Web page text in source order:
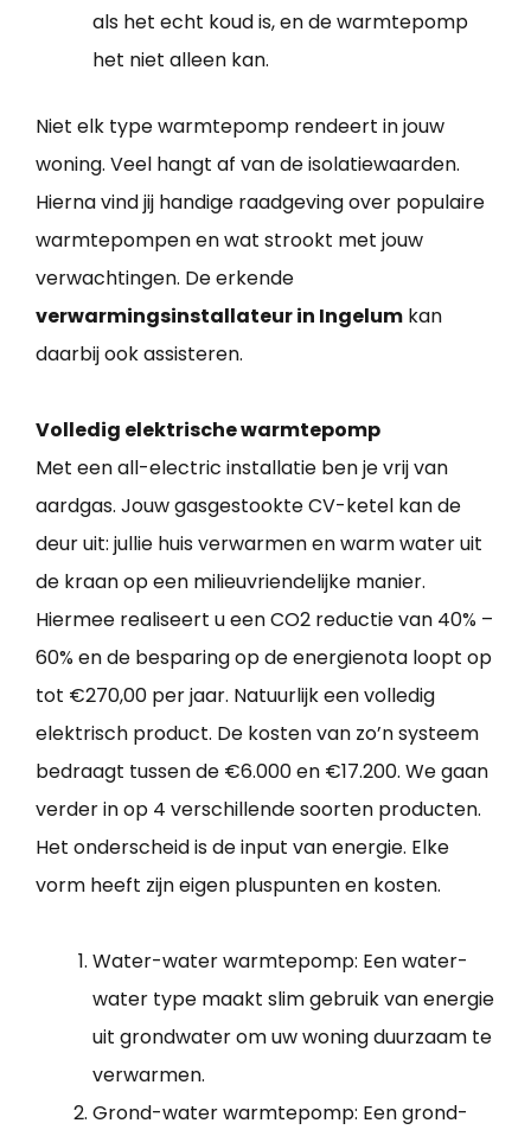
als het echt koud is, en de warmtepomp
het niet alleen kan.
Niet elk type warmtepomp rendeert in jouw
woning. Veel hangt af van de isolatiewaarden.
Hierna vind jij handige raadgeving over populaire
warmtepompen en wat strookt met jouw
verwachtingen. De erkende
verwarmingsinstallateur in Ingelum kan
daarbij ook assisteren.
Volledig elektrische warmtepomp
Met een all-electric installatie ben je vrij van
aardgas. Jouw gasgestookte CV-ketel kan de
deur uit: jullie huis verwarmen en warm water uit
de kraan op een milieuvriendelijke manier.
Hiermee realiseert u een CO2 reductie van 40% –
60% en de besparing op de energienota loopt op
tot €270,00 per jaar. Natuurlijk een volledig
elektrisch product. De kosten van zo’n systeem
bedraagt tussen de €6.000 en €17.200. We gaan
verder in op 4 verschillende soorten producten.
Het onderscheid is de input van energie. Elke
vorm heeft zijn eigen pluspunten en kosten.
Water-water warmtepomp: Een water-
water type maakt slim gebruik van energie
uit grondwater om uw woning duurzaam te
verwarmen.
Grond-water warmtepomp: Een grond-